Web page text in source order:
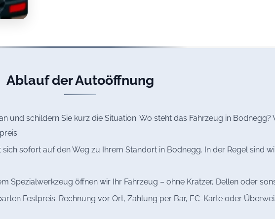
Ablauf der Autoöffnung
und schildern Sie kurz die Situation. Wo steht das Fahrzeug in Bodnegg?
sich sofort auf den Weg zu Ihrem Standort in Bodnegg. In der Regel sind
Spezialwerkzeug öffnen wir Ihr Fahrzeug – ohne Kratzer, Dellen oder
Festpreis. Rechnung vor Ort, Zahlung per Bar, EC-Karte oder